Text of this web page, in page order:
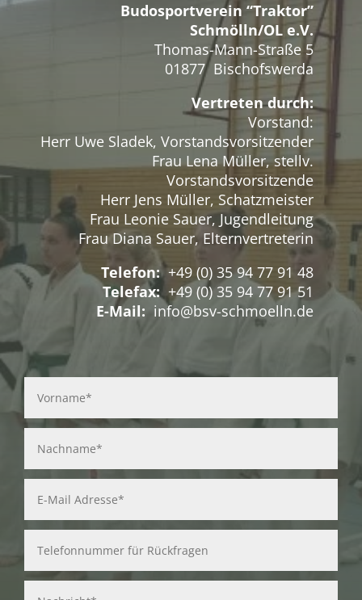
Budosportverein “Traktor”
Schmölln/OL e.V.
Thomas-Mann-Straße 5
01877 Bischofswerda
Vertreten durch:
Vorstand:
Herr Uwe Sladek, Vorstandsvorsitzender
Frau Lena Müller, stellv.
Vorstandsvorsitzende
Herr Jens Müller, Schatzmeister
Frau Leonie Sauer, Jugendleitung
Frau Diana Sauer, Elternvertreterin
Telefon:+49 (0) 35 94 77 91 48
Telefax: +49 (0) 35 94 77 91 51
E-Mail: info@bsv-schmoelln.de